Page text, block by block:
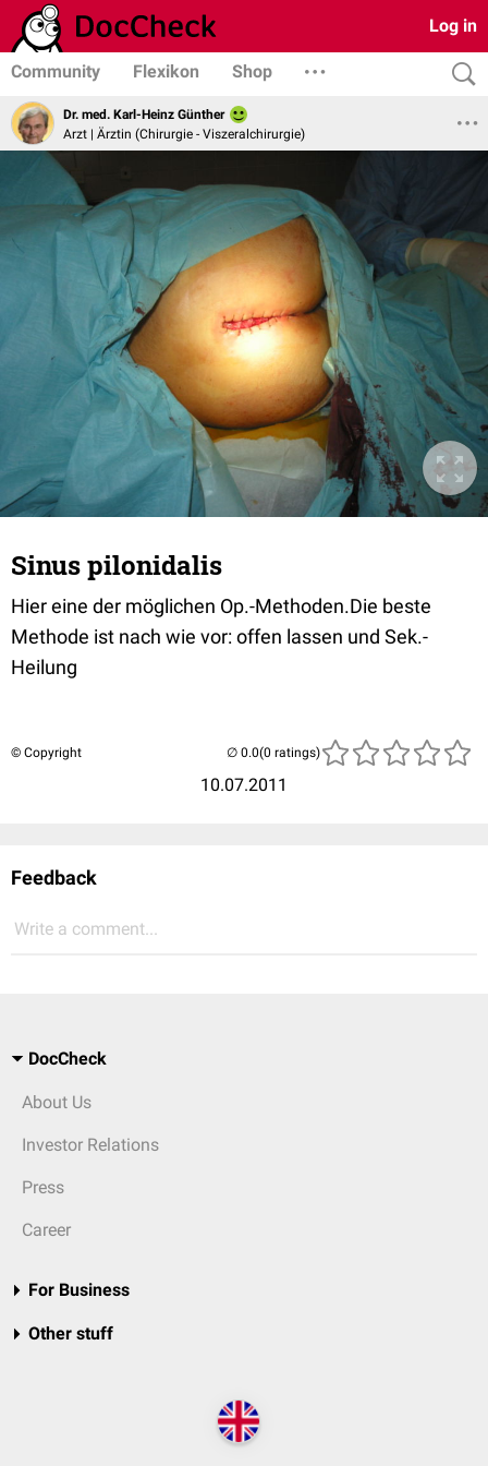
Log in
Community Flexikon Shop
Dr. med. Karl-Heinz Günther
Arzt | Ärztin (Chirurgie - Viszeralchirurgie)
Sinus pilonidalis
Hier eine der möglichen Op.-Methoden.Die beste
Methode ist nach wie vor: offen lassen und Sek.-
Heilung
© Copyright
10.07.2011
(0 ratings)
Feedback
Write a comment...
DocCheck
About Us
Investor Relations
Press
Career
For Business
Other stuff